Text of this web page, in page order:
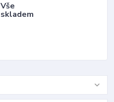
Vše
skladem